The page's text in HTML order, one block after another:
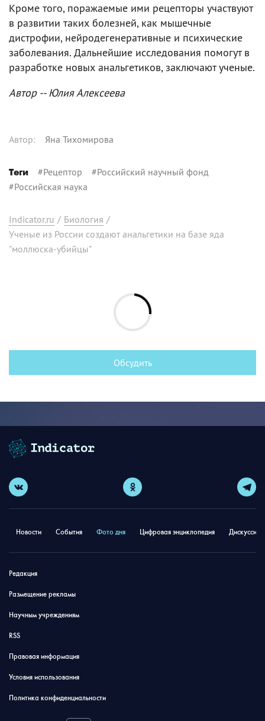
Кроме того, поражаемые ими рецепторы участвуют
в развитии таких болезней, как мышечные
дистрофии, нейродегенеративные и психические
заболевания. Дальнейшие исследования помогут в
разработке новых анальгетиков, заключают ученые.
Автор -- Юлия Алексеева
Автор: Яна Тихомирова
Теги #Рецептор #Российский научный фонд
#Российская наука
Indicator.ru / Биология /
Ученые из России создают анальгетики на базе яда
"моллюска-убийцы"
Обсудить
Новости События Фото дня Цифровая энциклопедия
Редакция
Размещение рекламы
Научным учреждениям
RSS
Правовая информация
Условия использования
Политика конфиденциальности